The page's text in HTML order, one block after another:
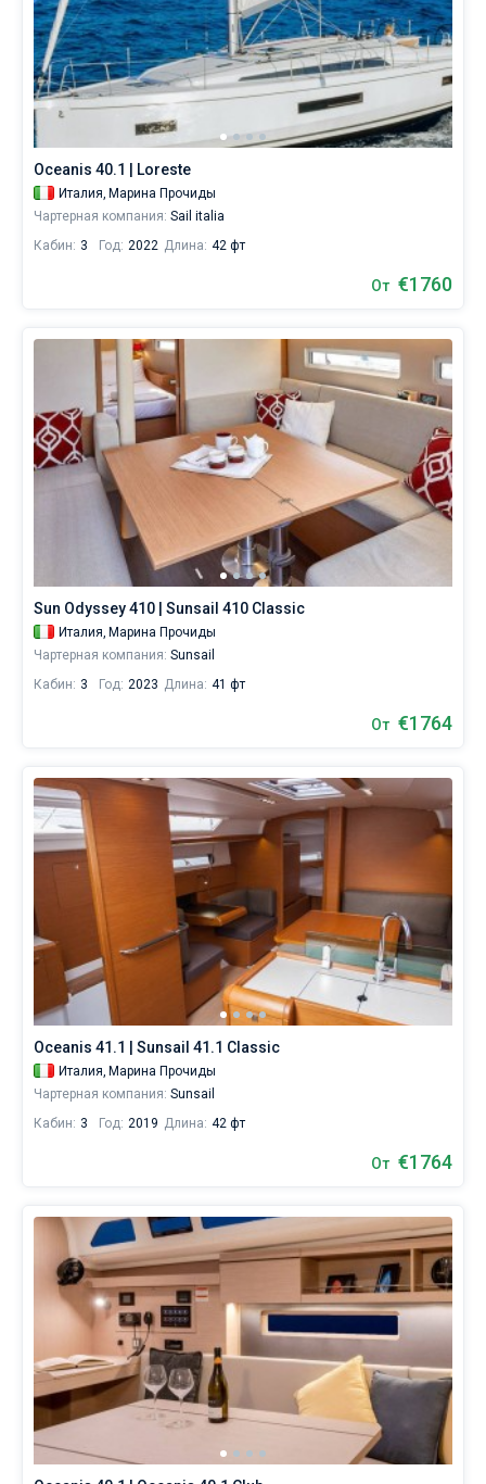
Oceanis 40.1 | Loreste
Италия, Марина Прочиды
Чартерная компания: Sail italia
Кабин: 3 Год: 2022 Длина: 42 фт
От €1760
Sun Odyssey 410 | Sunsail 410 Classic
Италия, Марина Прочиды
Чартерная компания: Sunsail
Кабин: 3 Год: 2023 Длина: 41 фт
От €1764
Oceanis 41.1 | Sunsail 41.1 Classic
Италия, Марина Прочиды
Чартерная компания: Sunsail
Кабин: 3 Год: 2019 Длина: 42 фт
От €1764